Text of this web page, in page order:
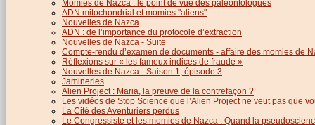
Momies de Nazca : le point de vue des paléontologues
ADN mitochondrial et momies "aliens"
Nouvelles de Nazca
ADN : de l’importance du protocole d’extraction
Nouvelles de Nazca - Suite
Compte-rendu d’examen de documents - affaire des momies de
Réflexions sur « les fameux indices de fraude »
Nouvelles de Nazca - Saison 1, épisode 3
Jamineries
Alien Project : Maria, la preuve de la contrefaçon ?
Les vidéos de Stop Science que l’Alien Project ne veut pas que
La Cité des Aventuriers perdus
Le Congressiste et les momies de Nazca : Quand la